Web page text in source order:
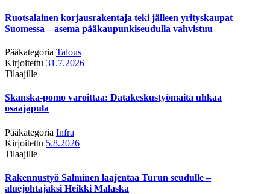
Ruotsalainen korjausrakentaja teki jälleen yrityskaupat
Suomessa – asema pääkaupunkiseudulla vahvistuu
Pääkategoria Talous
Kirjoitettu 31.7.2026
Tilaajille
Skanska-pomo varoittaa: Datakeskustyömaita uhkaa
osaajapula
Pääkategoria Infra
Kirjoitettu 5.8.2026
Tilaajille
Rakennustyö Salminen laajentaa Turun seudulle –
aluejohtajaksi Heikki Malaska